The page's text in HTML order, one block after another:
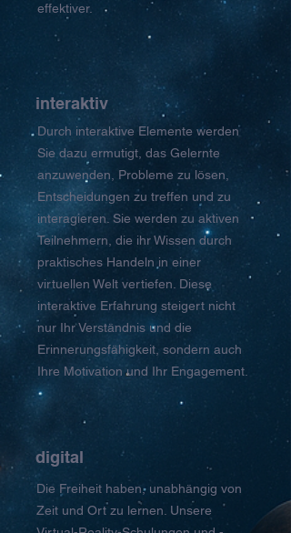
effektiver.
interaktiv
Durch interaktive Elemente werden
Sie dazu ermutigt, das Gelernte
anzuwenden, Probleme zu lösen,
Entscheidungen zu treffen und zu
interagieren. Sie werden zu aktiven
Teilnehmern, die ihr Wissen durch
praktisches Handeln in einer
virtuellen Welt vertiefen. Diese
interaktive Erfahrung steigert nicht
nur Ihr Verständnis und die
Erinnerungsfähigkeit, sondern auch
Ihre Motivation und Ihr Engagement.
digital
Die Freiheit haben, unabhängig von
Zeit und Ort zu lernen. Unsere